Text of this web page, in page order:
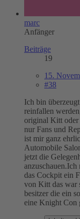
marc
Anfänger
Beiträge
19
15.
#38
Ich bin
reinfallen
original Kitt oder
nur Fans und
ist mir ganz
Automobile
jetzt die
das Cockpit ein
von Kitt das war
besitzer die ein
eine Knight Con